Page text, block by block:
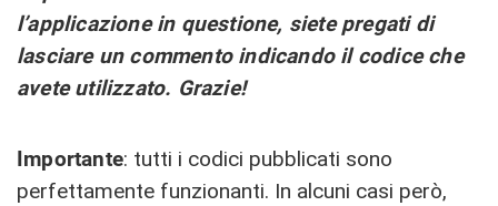
l’applicazione in questione, siete pregati di
lasciare un commento indicando il codice che
avete utilizzato. Grazie!
Importante: tutti i codici pubblicati sono
perfettamente funzionanti. In alcuni casi però,